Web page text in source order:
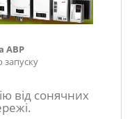
АВР
запуску
від сонячних